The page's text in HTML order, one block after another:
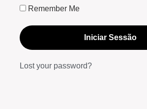
Remember Me
Iniciar Sessão
Lost your password?